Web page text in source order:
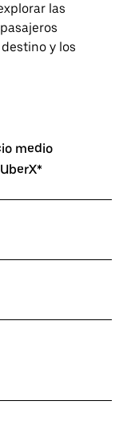
las
y los
medio